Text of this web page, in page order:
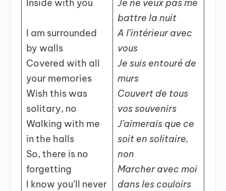
Inside with you
I am surrounded
by walls
Covered with all
your memories
Wish this was
solitary, no
Walking with me
in the halls
So, there is no
forgetting
I know you’ll never
Je ne veux pas me
battre la nuit
A l’intérieur avec
vous
Je suis entouré de
murs
Couvert de tous
vos souvenirs
J’aimerais que ce
soit en solitaire,
non
Marcher avec moi
dans les couloirs